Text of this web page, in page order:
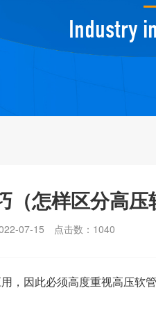
Industry
怎样区分高压
07-15 点击数： 1040
，因此必须高度重视高压软